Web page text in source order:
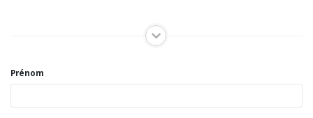
Prénom